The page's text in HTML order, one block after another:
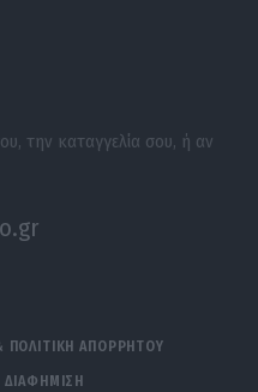
την καταγγελία σου, ή αν
ΠΟΛΙΤΙΚΗ ΑΠΟΡΡΗΤΟΥ
ΔΙΑΦΗΜΙΣΗ